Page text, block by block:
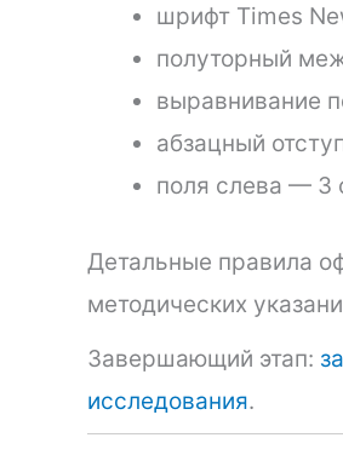
шрифт Times
полуторный
выравнивание
абзацный
поля слева — 3
Детальные правила
методических
Завершающий этап:
исследования.